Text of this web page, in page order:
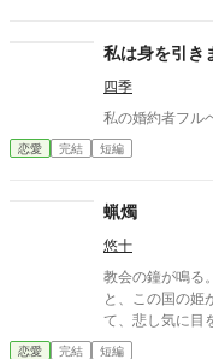
私は身を引き
四季
私の婚約者フル
恋愛 完結 短編
蝋燭
悠十
教会の鐘が鳴る
と、この国の姫が結婚したの
て、悲し気に目
者が記憶を失う
恋愛 完結 短編